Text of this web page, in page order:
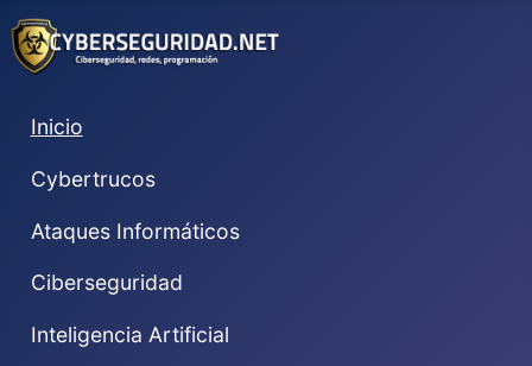
Inicio
Cybertrucos
Ataques Informáticos
Ciberseguridad
Inteligencia Artificial